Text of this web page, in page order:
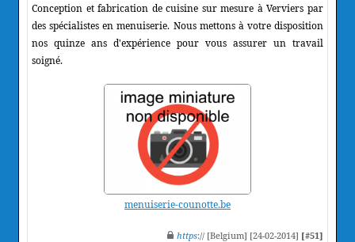
Conception et fabrication de cuisine sur mesure à Verviers par
des spécialistes en menuiserie. Nous mettons à votre disposition
nos quinze ans d'expérience pour vous assurer un travail
soigné.
menuiserie-counotte.be
https:// [Belgium] [24-02-2014] [#51]